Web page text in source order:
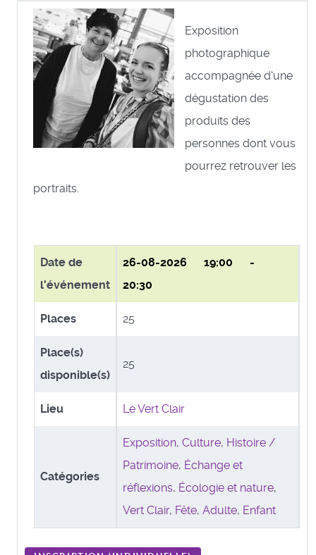
Exposition
photographique
accompagnée d'une
dégustation des
produits des
personnes dont vous
pourrez retrouver les
portraits.
Date de
l'événement
26-08-2026 19:00 -
20:30
Places 25
Place(s)
disponible(s)
25
Lieu Le Vert Clair
Catégories
Exposition, Culture, Histoire /
Patrimoine, Échange et
réflexions, Écologie et nature,
Vert Clair, Fête, Adulte, Enfant